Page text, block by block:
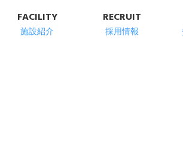
FACILITY
施設紹介
RECRUIT
採用情報
明石市の高齢者総